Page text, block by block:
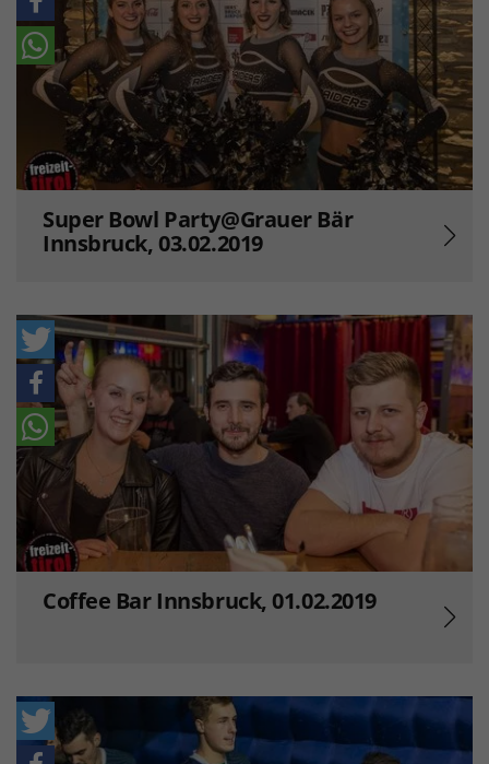
Super Bowl Party@Grauer Bär
Innsbruck, 03.02.2019
Coffee Bar Innsbruck, 01.02.2019